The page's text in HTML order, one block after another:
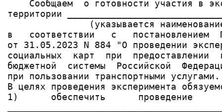
Сообщаем  о готовности участия в
территории
(указывается
в   соответствии   с   постановлением
от 31.05.2023 N 884 "О проведении
социальных  карт  при  предоставлении
бюджетной  системы  Российской
при пользовании транспортными услугами.
В целях проведения эксперимента
1)      обеспечить      проведение